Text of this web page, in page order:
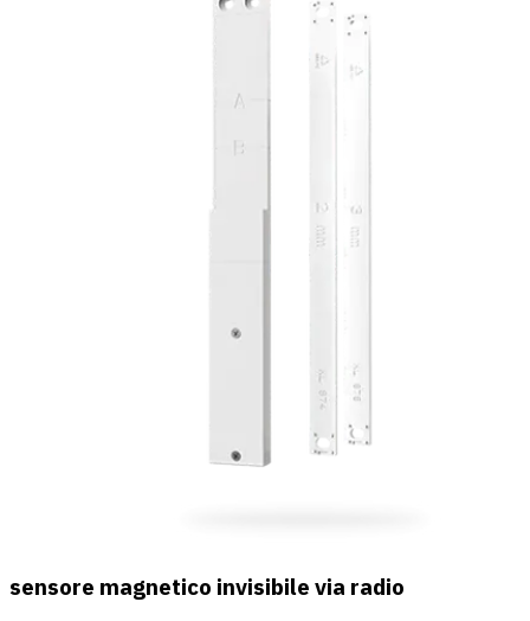
sensore magnetico invisibile via radio